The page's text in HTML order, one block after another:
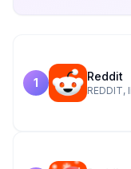
1 Reddit
REDDIT,